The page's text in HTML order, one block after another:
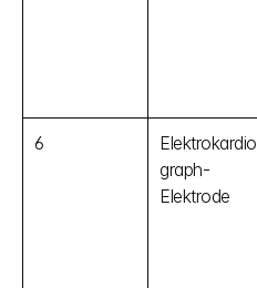
6
Elektrokardio
graph-
Elektrode